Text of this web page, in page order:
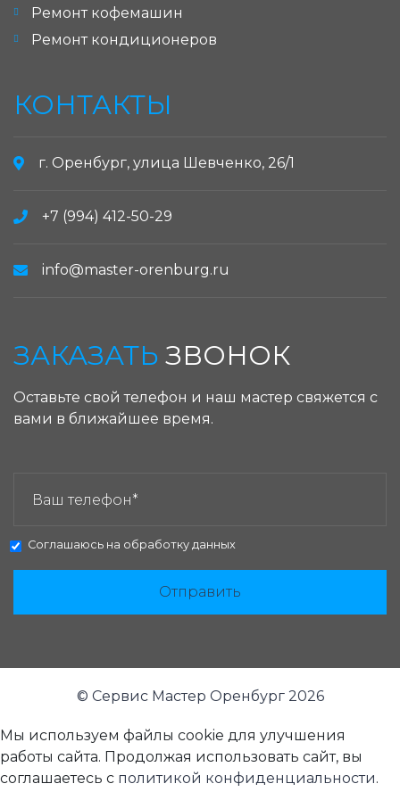
Ремонт кофемашин
Ремонт кондиционеров
КОНТАКТЫ
г. Оренбург, улица Шевченко, 26/1
+7 (994) 412-50-29
info@master-orenburg.ru
ЗАКАЗАТЬ ЗВОНОК
Оставьте свой телефон и наш мастер свяжется с
вами в ближайшее время.
Соглашаюсь на обработку данных
Отправить
© Сервис Мастер Оренбург 2026
Мы используем файлы cookie для улучшения
работы сайта. Продолжая использовать сайт, вы
соглашаетесь с политикой конфиденциальности.